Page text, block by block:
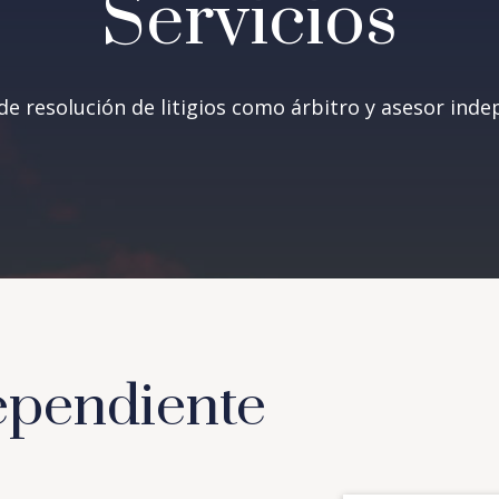
Servicios
resolución de litigios como árbitro y asesor